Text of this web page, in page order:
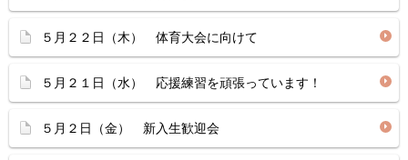
５月２２日（木） 体育大会に向けて
５月２１日（水） 応援練習を頑張っています！
５月２日（金） 新入生歓迎会